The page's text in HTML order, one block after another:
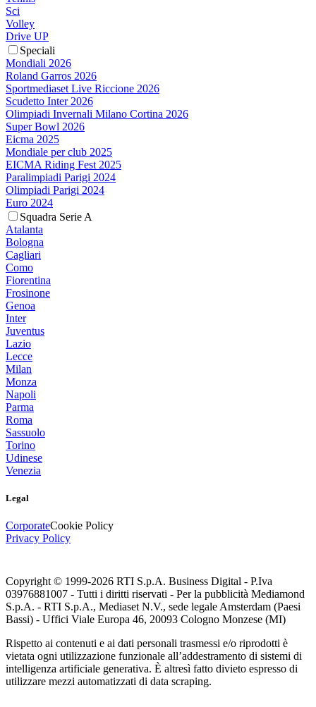
Sci
Volley
Drive UP
Speciali
Mondiali 2026
Roland Garros 2026
Sportmediaset Live Riccione 2026
Scudetto Inter 2026
Olimpiadi Invernali Milano Cortina 2026
Super Bowl 2026
Eicma 2025
Mondiale per club 2025
EICMA Riding Fest 2025
Paralimpiadi Parigi 2024
Olimpiadi Parigi 2024
Euro 2024
Squadra Serie A
Atalanta
Bologna
Cagliari
Como
Fiorentina
Frosinone
Genoa
Inter
Juventus
Lazio
Lecce
Milan
Monza
Napoli
Parma
Roma
Sassuolo
Torino
Udinese
Venezia
Legal
CorporateCookie Policy
Privacy Policy
Copyright © 1999-2026 RTI S.p.A. Business Digital - P.Iva
03976881007 - Tutti i diritti riservati - Per la pubblicità Mediamond
S.p.A. - RTI S.p.A., Mediaset N.V., sede legale Amsterdam (Paesi
Bassi) - Uffici Viale Europa 46, 20093 Cologno Monzese (MI)
Rispetto ai contenuti e ai dati personali trasmessi e/o riprodotti è
vietata ogni utilizzazione funzionale all’addestramento di sistemi di
intelligenza artificiale generativa. È altresì fatto divieto espresso di
utilizzare mezzi automatizzati di data scraping.